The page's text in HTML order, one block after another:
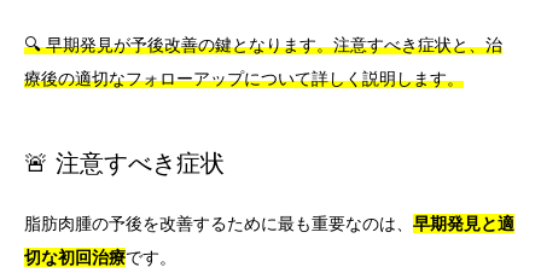
🔍 早期発見が予後改善の鍵となります。注意すべき症状と、治
療後の適切なフォローアップについて詳しく説明します。
🚨 注意すべき症状
脂肪肉腫の予後を改善するために最も重要なのは、 早期発見と適
切な初回治療です。